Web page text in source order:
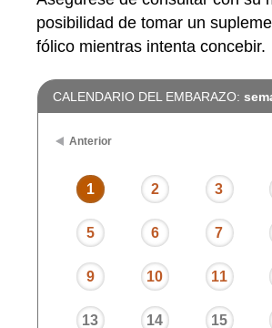
posibilidad de tomar un
fólico mientras intenta concebir.
CALENDARIO DEL EMBARAZO:
Anterior
1 2 3
5 6 7
9 10 11
13 14 15